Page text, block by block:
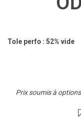
Tole perfo : 52% vide
Prix soumis à